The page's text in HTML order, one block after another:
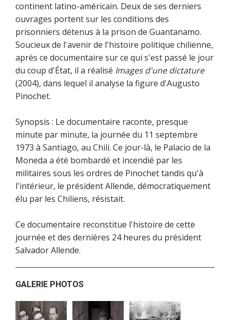
continent latino-américain. Deux de ses derniers
ouvrages portent sur les conditions des
prisonniers détenus à la prison de Guantanamo.
Soucieux de l'avenir de l'histoire politique chilienne,
après ce documentaire sur ce qui s'est passé le jour
du coup d'État, il a réalisé Images d'une dictature
(2004), dans lequel il analyse la figure d'Augusto
Pinochet.
Synopsis : Le documentaire raconte, presque
minute par minute, la journée du 11 septembre
1973 à Santiago, au Chili. Ce jour-là, le Palacio de la
Moneda a été bombardé et incendié par les
militaires sous les ordres de Pinochet tandis qu'à
l'intérieur, le président Allende, démocratiquement
élu par les Chiliens, résistait.
Ce documentaire reconstitue l'histoire de cette
journée et des dernières 24 heures du président
Salvador Allende.
GALERIE PHOTOS